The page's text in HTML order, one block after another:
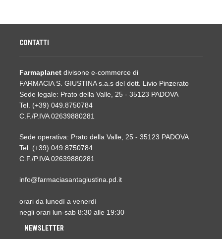
CONTATTI
Farmaplanet divisone e-commerce di
FARMACIA S. GIUSTINA s.a.s del dott. Livio Pinzerato
Sede legale: Prato della Valle, 25 - 35123 PADOVA
Tel. (+39) 049.8750784
C.F./P.IVA 02639880281
Sede operativa: Prato della Valle, 25 - 35123 PADOVA
Tel. (+39) 049.8750784
C.F./P.IVA 02639880281
info@farmaciasantagiustina.pd.it
orari da lunedì a venerdì
negli orari lun-sab 8:30 alle 19:30
NEWSLETTER